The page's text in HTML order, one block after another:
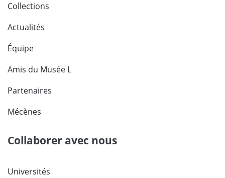
Collections
Actualités
Équipe
Amis du Musée L
Partenaires
Mécènes
Collaborer avec nous
Universités